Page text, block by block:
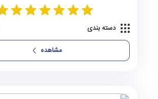
دسته بندی
مشاهده